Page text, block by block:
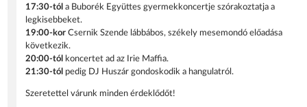
17:30-tól a Buborék Együttes gyermekkoncertje szórakoztatja a
legkisebbeket.
19:00-korCsernik Szende lábbábos, székely mesemondó előadása
következik.
20:00-tól
koncertet ad az Irie Maffia.
21:30-tól pedig DJ Huszár gondoskodik a hangulatról.
Szeretettel várunk minden érdeklődőt!